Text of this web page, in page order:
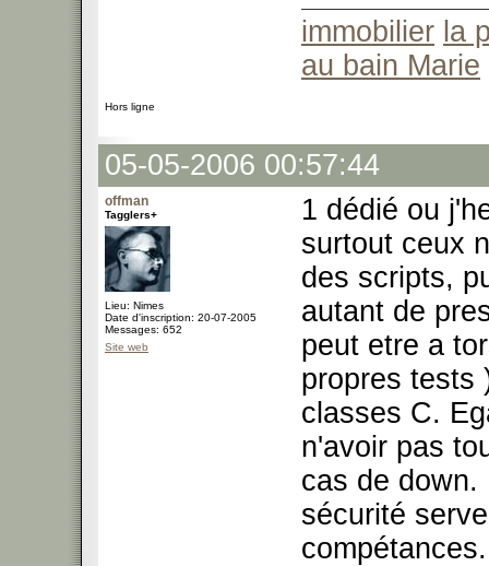
immobilier la
au bain Marie
Hors ligne
05-05-2006 00:57:44
offman
Tagglers+
Lieu: Nimes
Date d'inscription: 20-07-2005
Messages: 652
Site web
1 dédié ou
surtout ceux
des scripts,
autant de
peut etre a
propres tests
classes C.
n'avoir pas
cas de down.
sécurité
compétances.